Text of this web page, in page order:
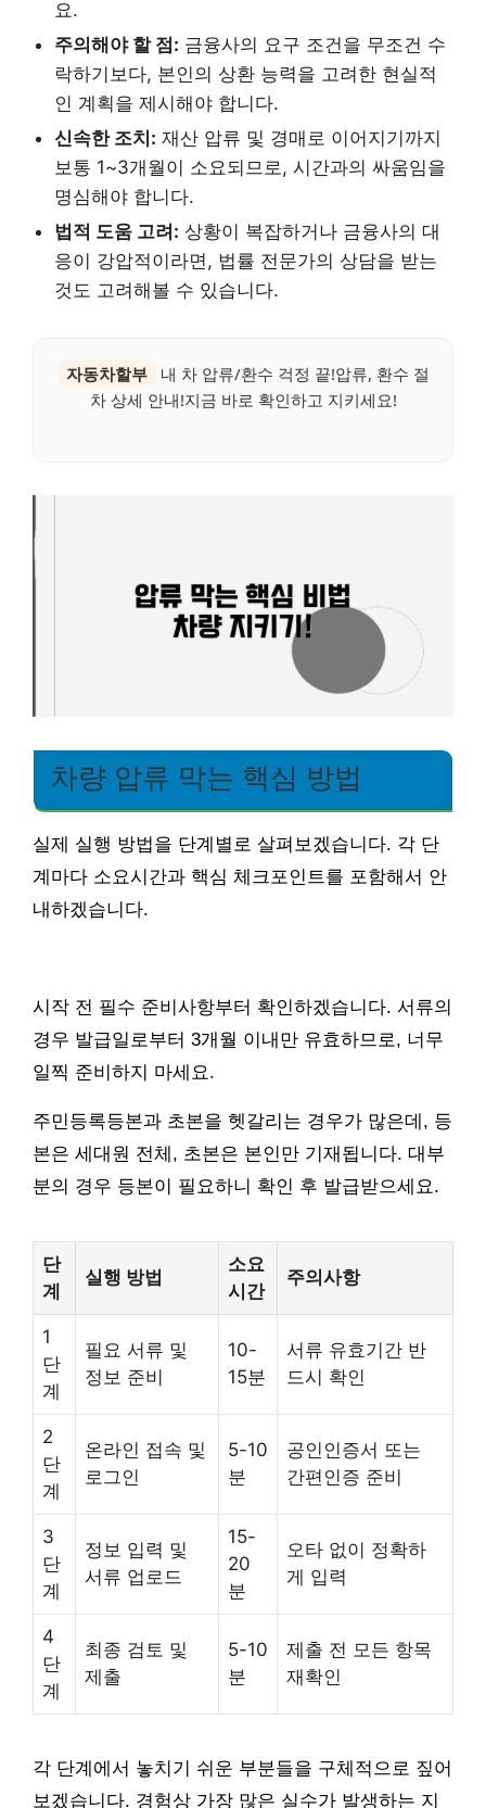
요.
주의해야 할 점: 금융사의 요구 조건을 무조건 수
락하기보다, 본인의 상환 능력을 고려한 현실적
인 계획을 제시해야 합니다.
신속한 조치: 재산 압류 및 경매로 이어지기까지
보통 1~3개월이 소요되므로, 시간과의 싸움임을
명심해야 합니다.
법적 도움 고려: 상황이 복잡하거나 금융사의 대
응이 강압적이라면, 법률 전문가의 상담을 받는
것도 고려해볼 수 있습니다.
자동차할부
내 차 압류/환수 걱정 끝!압류, 환수 절
차 상세 안내!지금 바로 확인하고 지키세요!
차량 압류 막는 핵심 방법
실제 실행 방법을 단계별로 살펴보겠습니다. 각 단
계마다 소요시간과 핵심 체크포인트를 포함해서 안
내하겠습니다.
시작 전 필수 준비사항부터 확인하겠습니다. 서류의
경우 발급일로부터 3개월 이내만 유효하므로, 너무
일찍 준비하지 마세요.
주민등록등본과 초본을 헷갈리는 경우가 많은데, 등
본은 세대원 전체, 초본은 본인만 기재됩니다. 대부
분의 경우 등본이 필요하니 확인 후 발급받으세요.
단
계
실행 방법
소요
시간
주의사항
1
단
계
필요 서류 및
정보 준비
10-
15분
서류 유효기간 반
드시 확인
2
단
계
온라인 접속 및
로그인
5-10
분
공인인증서 또는
간편인증 준비
3
단
계
정보 입력 및
서류 업로드
15-
20
분
오타 없이 정확하
게 입력
4
단
계
최종 검토 및
제출
5-10
분
제출 전 모든 항목
재확인
각 단계에서 놓치기 쉬운 부분들을 구체적으로 짚어
보겠습니다. 경험상 가장 많은 실수가 발생하는 지